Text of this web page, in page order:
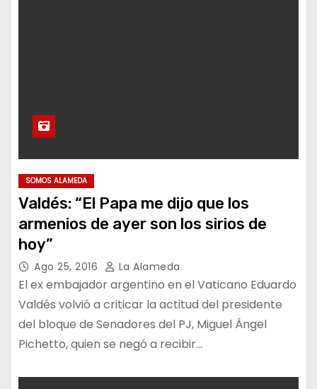
SOMOS ALAMEDA
Valdés: “El Papa me dijo que los
armenios de ayer son los sirios de
hoy”
Ago 25, 2016 La Alameda
El ex embajador argentino en el Vaticano Eduardo
Valdés volvió a criticar la actitud del presidente
del bloque de Senadores del PJ, Miguel Ángel
Pichetto, quien se negó a recibir…